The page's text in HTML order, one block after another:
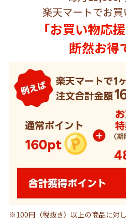
楽天マートでお
「お買い物応
断然お得
※100円（税抜き）以上の商品に対